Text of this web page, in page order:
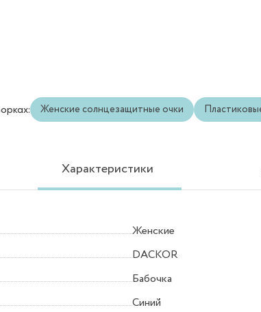
Женские солнцезащитные очки
Характеристики
Женские
DACKOR
Бабочка
Синий